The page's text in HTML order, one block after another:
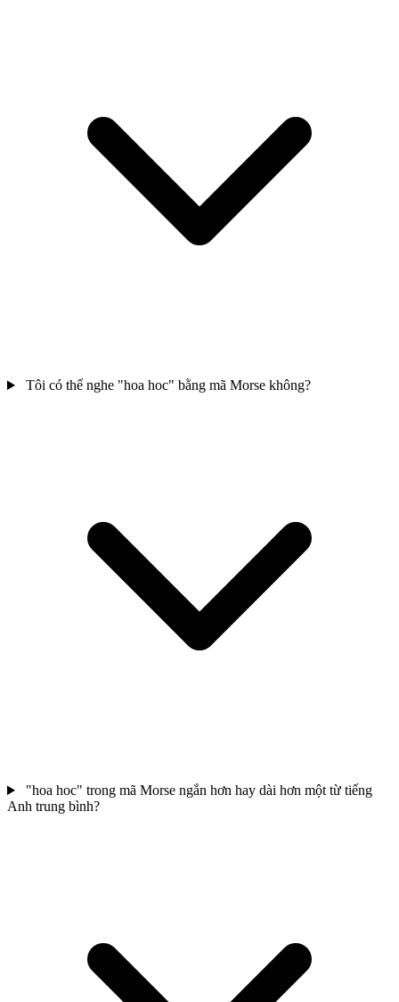
Tôi có thể nghe "hoa hoc" bằng mã Morse không?
"hoa hoc" trong mã Morse ngắn hơn hay dài hơn một từ tiếng
Anh trung bình?